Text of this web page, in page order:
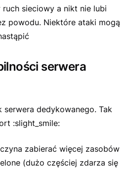
sieciowy a nikt nie lubi
powodu. Niektóre ataki mogą
serwera
serwera dedykowanego. Tak
:slight_smile:
zabierać więcej zasobów
(dużo częściej zdarza się